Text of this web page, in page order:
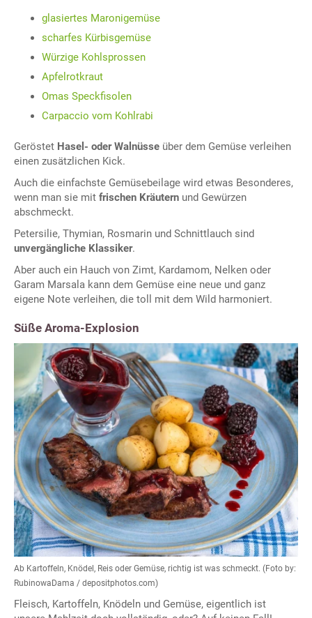
glasiertes Maronigemüse
scharfes Kürbisgemüse
Würzige Kohlsprossen
Apfelrotkraut
Omas Speckfisolen
Carpaccio vom Kohlrabi
Geröstet Hasel- oder Walnüsse über dem Gemüse verleihen
einen zusätzlichen Kick.
Auch die einfachste Gemüsebeilage wird etwas Besonderes,
wenn man sie mit frischen Kräutern und Gewürzen
abschmeckt.
Petersilie, Thymian, Rosmarin und Schnittlauch sind
unvergängliche Klassiker.
Aber auch ein Hauch von Zimt, Kardamom, Nelken oder
Garam Marsala kann dem Gemüse eine neue und ganz
eigene Note verleihen, die toll mit dem Wild harmoniert.
Süße Aroma-Explosion
Ab Kartoffeln, Knödel, Reis oder Gemüse, richtig ist was schmeckt. (Foto by:
RubinowaDama / depositphotos.com)
Fleisch, Kartoffeln, Knödeln und Gemüse, eigentlich ist